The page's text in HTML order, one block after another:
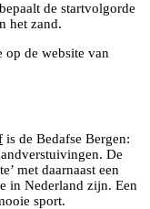
de startvolgorde
het zand.
de website van
is de Bedafse Bergen:
De
met daarnaast een
in Nederland zijn. Een
sport.